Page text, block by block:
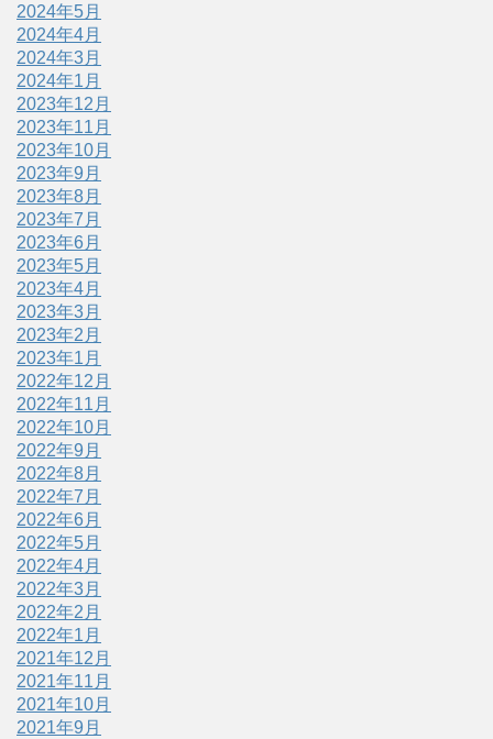
2024年5月
2024年4月
2024年3月
2024年1月
2023年12月
2023年11月
2023年10月
2023年9月
2023年8月
2023年7月
2023年6月
2023年5月
2023年4月
2023年3月
2023年2月
2023年1月
2022年12月
2022年11月
2022年10月
2022年9月
2022年8月
2022年7月
2022年6月
2022年5月
2022年4月
2022年3月
2022年2月
2022年1月
2021年12月
2021年11月
2021年10月
2021年9月